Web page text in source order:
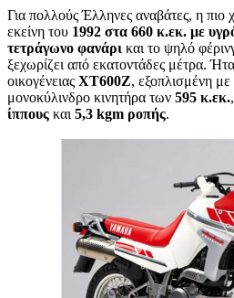
Για πολλούς Έλληνες αναβάτες, η πιο
εκείνη του 1992 στα 660 κ.εκ. με
τετράγωνο φανάρι και το ψηλό
ξεχωρίζει από εκατοντάδες μέτρα.
οικογένειας XT600Z, εξοπλισμένη
μονοκύλινδρο κινητήρα των 595 κ.εκ.
ίππους και 5,3 kgm ροπής.